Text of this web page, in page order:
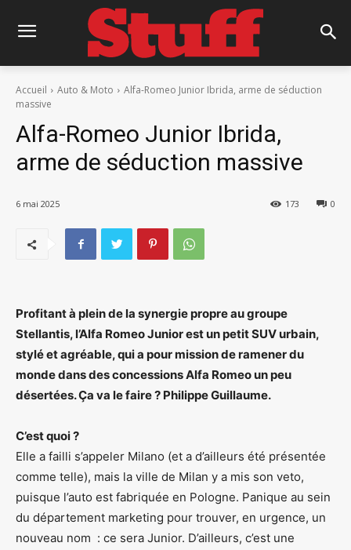
Accueil Auto & Moto
Alfa-Romeo Junior Ibrida, arme de séduction
massive
Alfa-Romeo Junior Ibrida,
arme de séduction massive
6 mai 2025 0
173
Profitant à plein de la synergie propre au groupe
Stellantis, l’Alfa Romeo Junior est un petit SUV urbain,
stylé et agréable, qui a pour mission de ramener du
monde dans des concessions Alfa Romeo un peu
désertées. Ça va le faire ? Philippe Guillaume.
C’est quoi ?
Elle a failli s’appeler Milano (et a d’ailleurs été présentée
comme telle), mais la ville de Milan y a mis son veto,
puisque l’auto est fabriquée en Pologne. Panique au sein
du département marketing pour trouver, en urgence, un
nouveau nom : ce sera Junior. D’ailleurs, c’est une